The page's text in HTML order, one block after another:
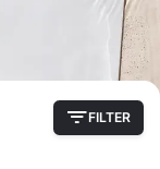
FILTER